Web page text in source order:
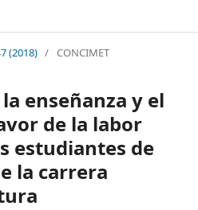
(2018) / CONCIMET
enseñanza y el
de la labor
estudiantes de
la carrera